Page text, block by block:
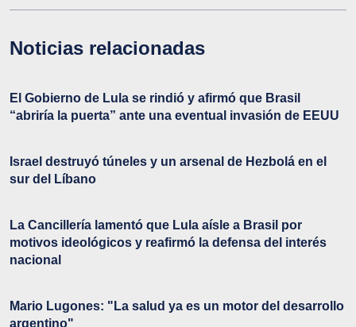
Noticias relacionadas
El Gobierno de Lula se rindió y afirmó que Brasil
“abriría la puerta” ante una eventual invasión de EEUU
Israel destruyó túneles y un arsenal de Hezbolá en el
sur del Líbano
La Cancillería lamentó que Lula aísle a Brasil por
motivos ideológicos y reafirmó la defensa del interés
nacional
Mario Lugones: "La salud ya es un motor del desarrollo
argentino"